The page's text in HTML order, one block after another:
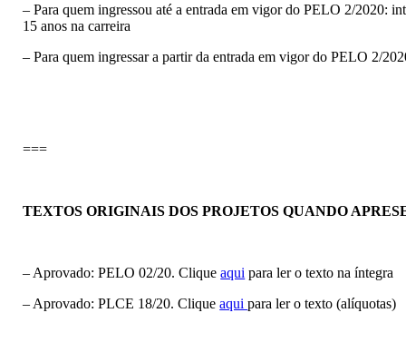
– Para quem ingressou até a entrada em vigor do PELO 2/2020:
15 anos na carreira
– Para quem ingressar a partir da entrada em vigor do PELO 2/
===
TEXTOS ORIGINAIS DOS PROJETOS QUANDO
– Aprovado: PELO 02/20. Cliqueaqui para ler o texto na íntegra
– Aprovado: PLCE 18/20. Cliqueaquipara ler o texto (alíquotas)